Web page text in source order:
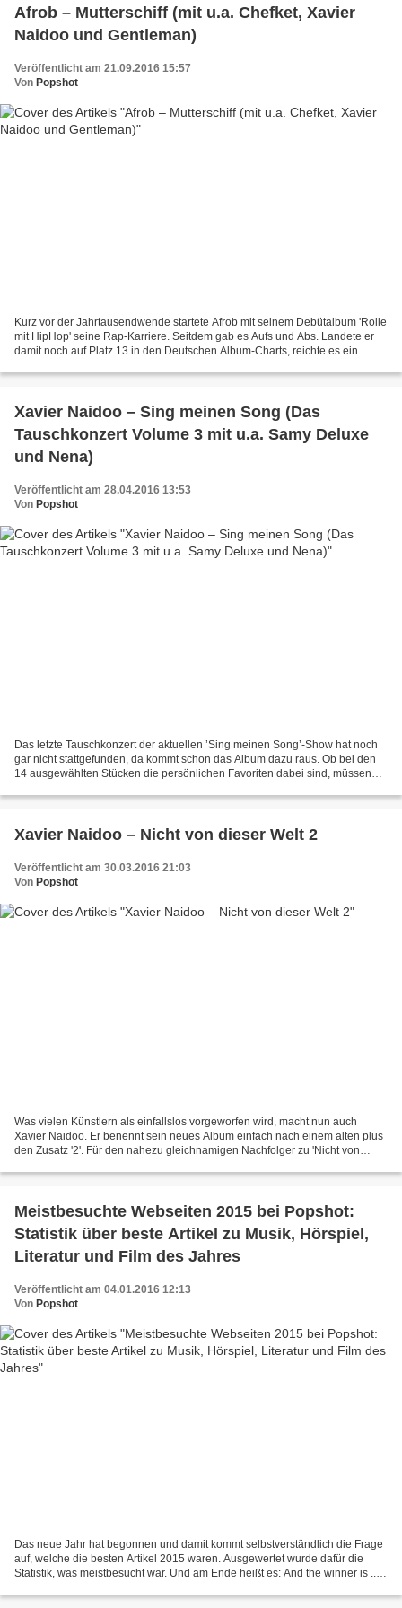
Afrob – Mutterschiff (mit u.a. Chefket, Xavier
Naidoo und Gentleman)
Veröffentlicht am 21.09.2016 15:57
Von Popshot
Kurz vor der Jahrtausendwende startete Afrob mit seinem Debütalbum 'Rolle
mit HipHop' seine Rap-Karriere. Seitdem gab es Aufs und Abs. Landete er
damit noch auf Platz 13 in den Deutschen Album-Charts, reichte es ein
Xavier Naidoo – Sing meinen Song (Das
Tauschkonzert Volume 3 mit u.a. Samy Deluxe
und Nena)
Veröffentlicht am 28.04.2016 13:53
Von Popshot
Das letzte Tauschkonzert der aktuellen ’Sing meinen Song’-Show hat noch
gar nicht stattgefunden, da kommt schon das Album dazu raus. Ob bei den
14 ausgewählten Stücken die persönlichen Favoriten dabei sind, müssen
Xavier Naidoo – Nicht von dieser Welt 2
Veröffentlicht am 30.03.2016 21:03
Von Popshot
Was vielen Künstlern als einfallslos vorgeworfen wird, macht nun auch
Xavier Naidoo. Er benennt sein neues Album einfach nach einem alten plus
den Zusatz '2'. Für den nahezu gleichnamigen Nachfolger zu 'Nicht von
Meistbesuchte Webseiten 2015 bei Popshot:
Statistik über beste Artikel zu Musik, Hörspiel,
Literatur und Film des Jahres
Veröffentlicht am 04.01.2016 12:13
Von Popshot
Das neue Jahr hat begonnen und damit kommt selbstverständlich die Frage
auf, welche die besten Artikel 2015 waren. Ausgewertet wurde dafür die
Statistik, was meistbesucht war. Und am Ende heißt es: And the winner is ...